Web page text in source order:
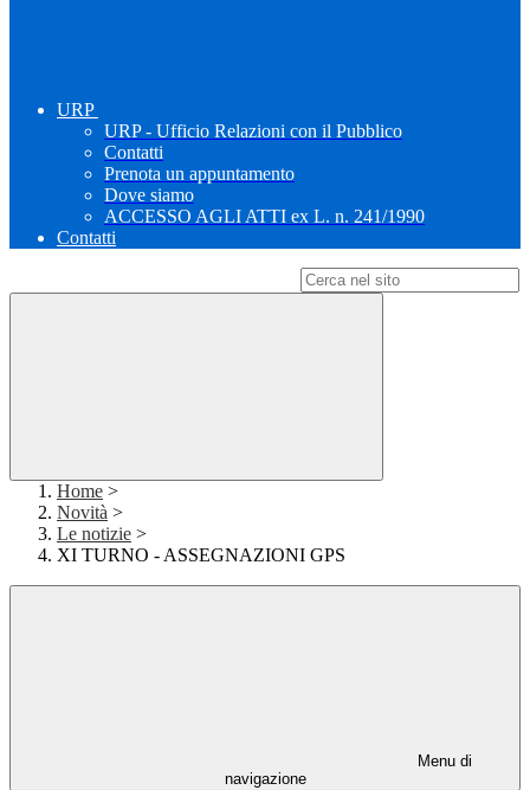
URP
URP - Ufficio Relazioni con il Pubblico
Contatti
Prenota un appuntamento
Dove siamo
ACCESSO AGLI ATTI ex L. n. 241/1990
Contatti
Home >
Novità >
Le notizie >
XI TURNO - ASSEGNAZIONI GPS
Menu di
navigazione